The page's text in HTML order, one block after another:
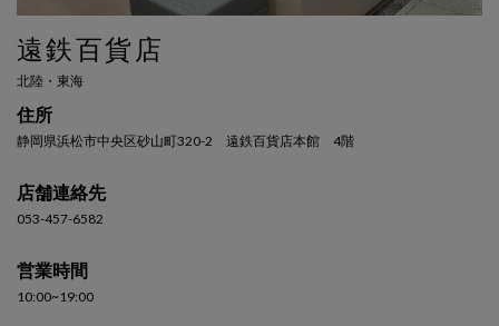
遠鉄百貨店
北陸・東海
住所
静岡県浜松市中央区砂山町320-2 遠鉄百貨店本館 4階
店舗連絡先
053-457-6582
営業時間
10:00~19:00